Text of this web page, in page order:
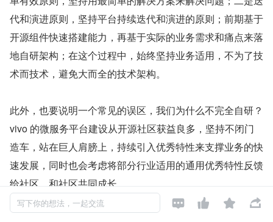
代和演进原则，坚持平台持续迭代和演进的原则；前期基于
开源组件快速搭建能力，再基于实际的业务需求和痛点来落
地自研架构；在这个过程中，始终坚持业务适用，不为了技
术而技术，避免大而全的技术架构。
此外，也要说明一个常见的误区，我们为什么不完全自研？
vivo 的微服务平台建设从开源社区获益良多，坚持不闭门
造车，站在巨人肩膀上，持续引入优秀特性来支撑业务的快
速发展，同时也会考虑将部分行业适用的通用优秀特性反馈
给社区，和社区共同成长。
写下你的想法，一起交流    